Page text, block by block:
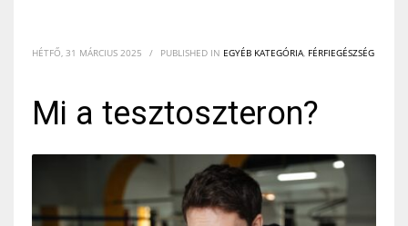
HÉTFŐ, 31 MÁRCIUS 2025 / PUBLISHED IN EGYÉB KATEGÓRIA, FÉRFIEGÉSZSÉG
Mi a tesztoszteron?